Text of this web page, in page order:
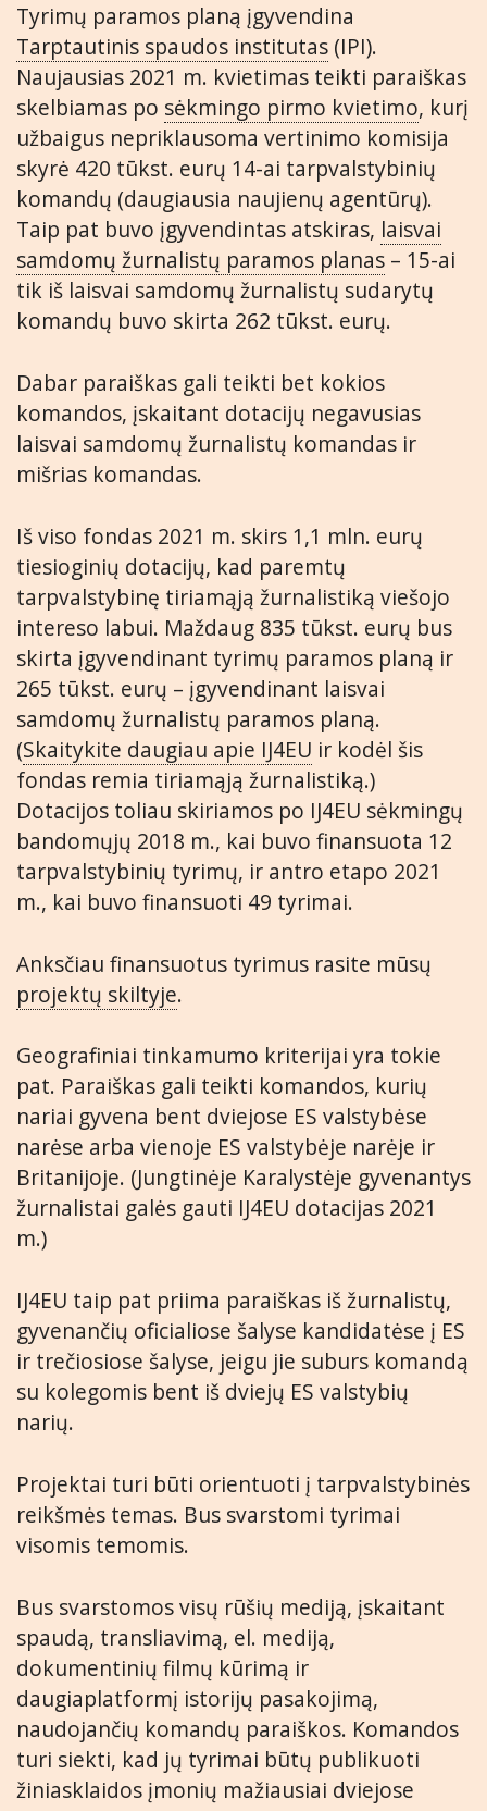
Tyrimų paramos planą įgyvendina
Tarptautinis spaudos institutas (IPI).
Naujausias 2021 m. kvietimas teikti paraiškas
skelbiamas po sėkmingo pirmo kvietimo, kurį
užbaigus nepriklausoma vertinimo komisija
skyrė 420 tūkst. eurų 14-ai tarpvalstybinių
komandų (daugiausia naujienų agentūrų).
Taip pat buvo įgyvendintas atskiras, laisvai
samdomų žurnalistų paramos planas – 15-ai
tik iš laisvai samdomų žurnalistų sudarytų
komandų buvo skirta 262 tūkst. eurų.
Dabar paraiškas gali teikti bet kokios
komandos, įskaitant dotacijų negavusias
laisvai samdomų žurnalistų komandas ir
mišrias komandas.
Iš viso fondas 2021 m. skirs 1,1 mln. eurų
tiesioginių dotacijų, kad paremtų
tarpvalstybinę tiriamąją žurnalistiką viešojo
intereso labui. Maždaug 835 tūkst. eurų bus
skirta įgyvendinant tyrimų paramos planą ir
265 tūkst. eurų – įgyvendinant laisvai
samdomų žurnalistų paramos planą.
(Skaitykite daugiau apie IJ4EU ir kodėl šis
fondas remia tiriamąją žurnalistiką.)
Dotacijos toliau skiriamos po IJ4EU sėkmingų
bandomųjų 2018 m., kai buvo finansuota 12
tarpvalstybinių tyrimų, ir antro etapo 2021
m., kai buvo finansuoti 49 tyrimai.
Anksčiau finansuotus tyrimus rasite mūsų
projektų skiltyje.
Geografiniai tinkamumo kriterijai yra tokie
pat. Paraiškas gali teikti komandos, kurių
nariai gyvena bent dviejose ES valstybėse
narėse arba vienoje ES valstybėje narėje ir
Britanijoje. (Jungtinėje Karalystėje gyvenantys
žurnalistai galės gauti IJ4EU dotacijas 2021
m.)
IJ4EU taip pat priima paraiškas iš žurnalistų,
gyvenančių oficialiose šalyse kandidatėse į ES
ir trečiosiose šalyse, jeigu jie suburs komandą
su kolegomis bent iš dviejų ES valstybių
narių.
Projektai turi būti orientuoti į tarpvalstybinės
reikšmės temas. Bus svarstomi tyrimai
visomis temomis.
Bus svarstomos visų rūšių mediją, įskaitant
spaudą, transliavimą, el. mediją,
dokumentinių filmų kūrimą ir
daugiaplatformį istorijų pasakojimą,
naudojančių komandų paraiškos. Komandos
turi siekti, kad jų tyrimai būtų publikuoti
žiniasklaidos įmonių mažiausiai dviejose